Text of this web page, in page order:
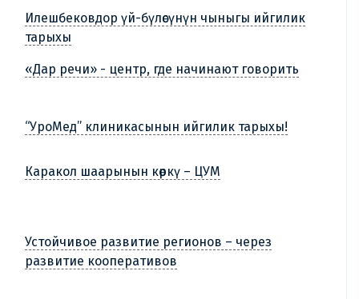
Илешбековдор үй-бүлөсүнүн чыныгы ийгилик
тарыхы
«Дар речи» - центр, где начинают говорить
“УроМед” клиникасынын ийгилик тарыхы!
Каракол шаарынын көркү – ЦУМ
Устойчивое развитие регионов – через
развитие кооперативов